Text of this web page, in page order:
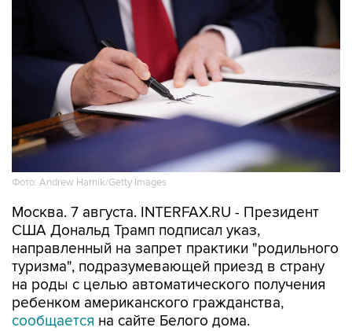
Фото: Andrew Harnik/Getty Images
Москва. 7 августа. INTERFAX.RU - Президент
США Дональд Трамп подписал указ,
направленный на запрет практики "родильного
туризма", подразумевающей приезд в страну
на роды с целью автоматического получения
ребенком американского гражданства,
сообщается на сайте Белого дома.